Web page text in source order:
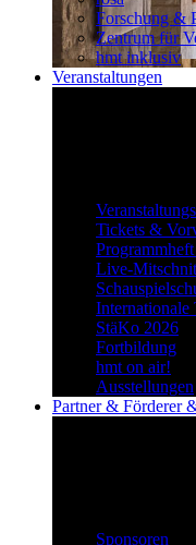
Forschung &
Zentrum für
hmt inklusiv
Veranstaltungen
Tickets &
Live-
StäKo 2026
Fortbildung
hmt on air!
Ausstellungen
Partner & Förderer
Sponsoren